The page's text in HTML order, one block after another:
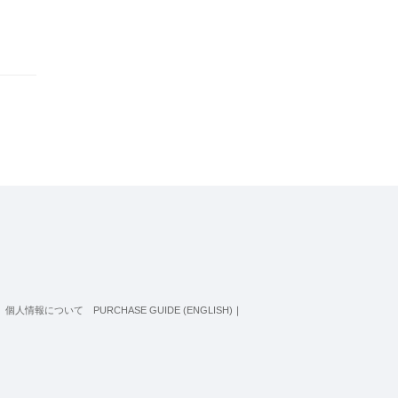
個人情報について PURCHASE GUIDE (ENGLISH) ｜